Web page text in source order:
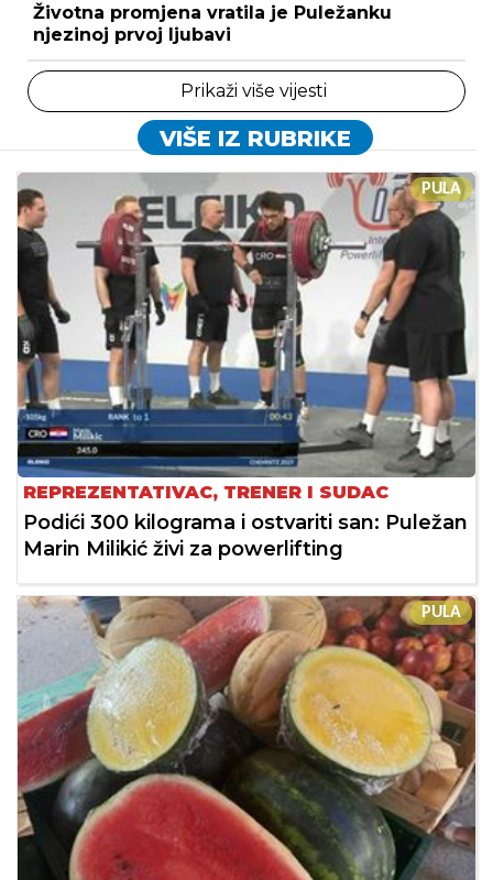
Životna promjena vratila je Puležanku
njezinoj prvoj ljubavi
Prikaži više vijesti
VIŠE IZ RUBRIKE
PULA
REPREZENTATIVAC, TRENER I SUDAC
Podići 300 kilograma i ostvariti san: Puležan
Marin Milikić živi za powerlifting
PULA